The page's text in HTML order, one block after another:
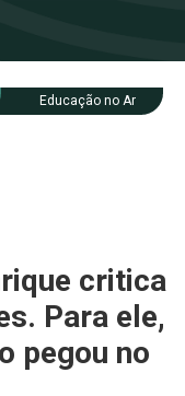
Educação no Ar
critica
Para ele,
pegou no